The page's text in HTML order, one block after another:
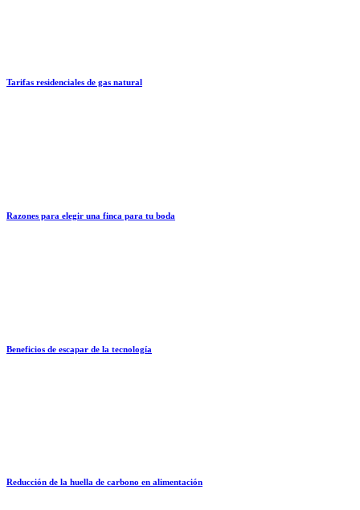
Tarifas residenciales de gas natural
Razones para elegir una finca para tu boda
Beneficios de escapar de la tecnología
Reducción de la huella de carbono en alimentación